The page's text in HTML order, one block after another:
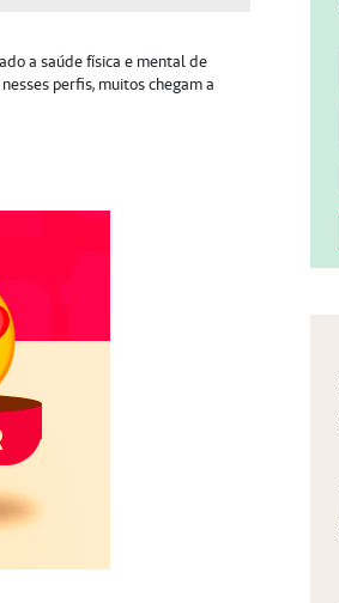
a saúde física e mental de
perfis, muitos chegam a